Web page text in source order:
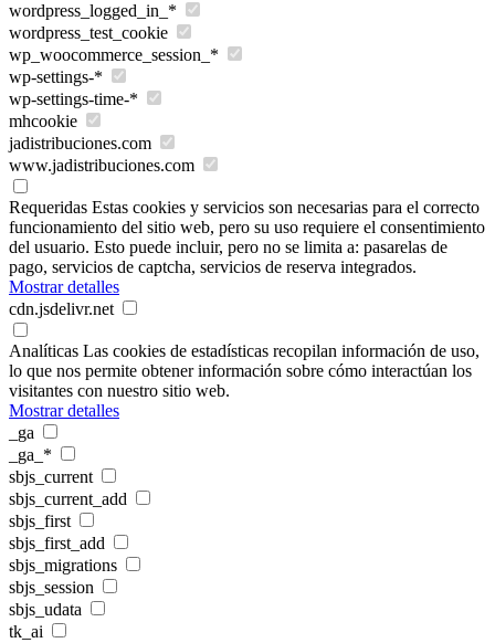
wordpress_logged_in_*
wordpress_test_cookie
wp_woocommerce_session_*
wp-settings-*
wp-settings-time-*
mhcookie
jadistribuciones.com
www.jadistribuciones.com
Requeridas Estas cookies y servicios son necesarias para el correcto
funcionamiento del sitio web, pero su uso requiere el consentimiento
del usuario. Esto puede incluir, pero no se limita a: pasarelas de
pago, servicios de captcha, servicios de reserva integrados.
Mostrar detalles
cdn.jsdelivr.net
Analíticas Las cookies de estadísticas recopilan información de uso,
lo que nos permite obtener información sobre cómo interactúan los
visitantes con nuestro sitio web.
Mostrar detalles
_ga
_ga_*
sbjs_current
sbjs_current_add
sbjs_first
sbjs_first_add
sbjs_migrations
sbjs_session
sbjs_udata
tk_ai